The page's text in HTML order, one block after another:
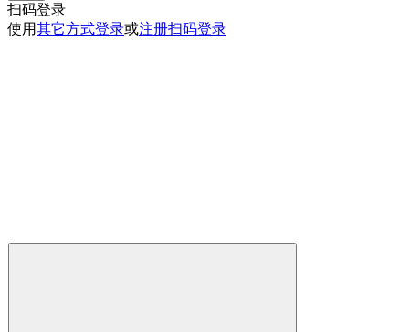
扫码登录
使用其它方式登录或注册扫码登录